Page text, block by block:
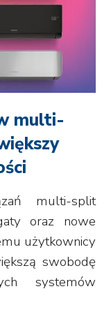
multi-
multi-split
oraz nowe
użytkownicy
swobodę
systemów